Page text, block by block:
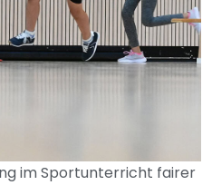
im Sportunterricht fairer